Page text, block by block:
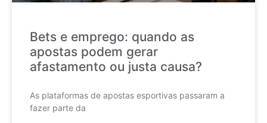
Bets e emprego: quando as
apostas podem gerar
afastamento ou justa causa?
As plataformas de apostas esportivas passaram a
fazer parte da